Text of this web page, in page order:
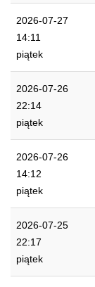
2026-07-27
14:11
piątek
2026-07-26
22:14
piątek
2026-07-26
14:12
piątek
2026-07-25
22:17
piątek